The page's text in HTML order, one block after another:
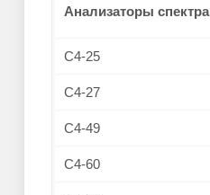
Анализаторы спектра
С4-25
С4-27
С4-49
С4-60